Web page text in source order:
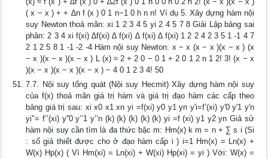
( x − x ) + + ∆n f (x ) 0 1 n−1 0 h n n! Ví dụ 5. Xây dựng hàm nội
suy Newton thoả mãn: xi 1 2 3 4 5 yi 2 4 5 7 8 Giải Lập bảng sai
phân: 2 3 4 xi f(xi) ∆f(xi) ∆ f(xi) ∆ f(xi) ∆ f(xi) 1 2 2 4 2 3 5 1 -1 4 7
2 1 2 5 8 1 -1 -2 -4 Hàm nội suy Newton: x − x (x − x )(x − x ) (x
− x )(x − x )(x − x ) L (x) ≈ 2 + 2 0 − 0 1 + 2 0 1 2 n 1 2! 3! (x − x
)(x − x )(x − x )(x − x ) − 4 0 1 2 3 4! 50
7.7. Nội suy tổng quát (Nội suy Hecmit) Xây dựng hàm nội suy
của f(x) thoả mãn giá trị hàm và giá trị đạo hàm các cấp theo
bảng giá trị sau: xi x0 x1 xn yi =f(xi) y0 y1 yn y'i=f’(xi) y'0 y'1 y'n
yi'’= f’’(xi) y''0 y’’1 y’’n (k) (k) (k) (k) (k) yi =f (xi) y1 y2 yn Giả sử
hàm nội suy cần tìm là đa thức bậc m: Hm(x) k m = n + ∑ s i (Si
: số giả thiết được cho ở đạo hàm cấp i ) i=1 Hm(x) = Ln(x) +
W(x) Hp(x) ( Vì Hm(xi) = Ln(xi) + W(xi) Hp(xi) = yi ) Với: W(x) =